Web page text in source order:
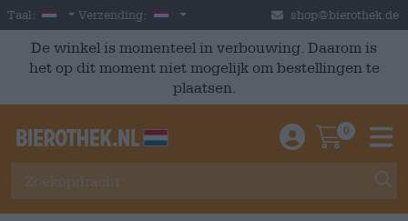
Skip to main content
Taal: Dutch
Verzending: Nederland shop@bierothek.de
De winkel is momenteel in verbouwing. Daarom is
het op dit moment niet mogelijk om bestellingen te
plaatsen.
Einloggen /
0